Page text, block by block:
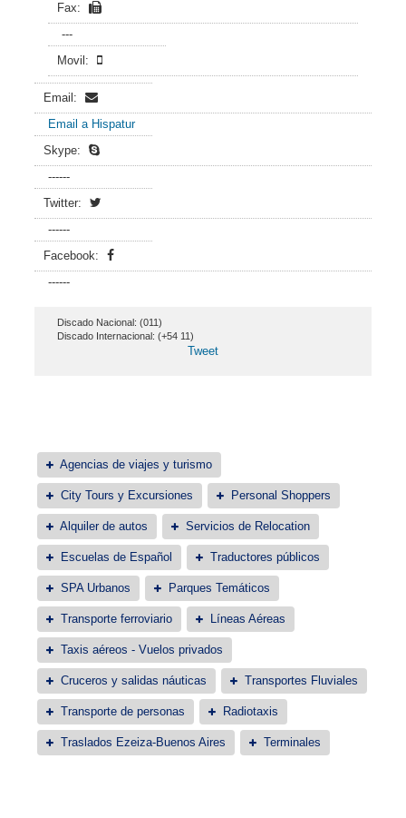
Fax:
---
Movil:
Email:
Email a Hispatur
Skype:
------
Twitter:
------
Facebook:
------
Discado Nacional: (011)
Discado Internacional: (+54 11)
Tweet
Agencias de viajes y turismo
City Tours y Excursiones Personal Shoppers
Alquiler de autos Servicios de Relocation
Escuelas de Español Traductores públicos
SPA Urbanos Parques Temáticos
Transporte ferroviario Líneas Aéreas
Taxis aéreos - Vuelos privados
Cruceros y salidas náuticas Transportes Fluviales
Transporte de personas Radiotaxis
Traslados Ezeiza-Buenos Aires Terminales